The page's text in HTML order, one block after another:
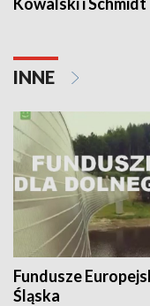
INNE
Fundusze
Śląska